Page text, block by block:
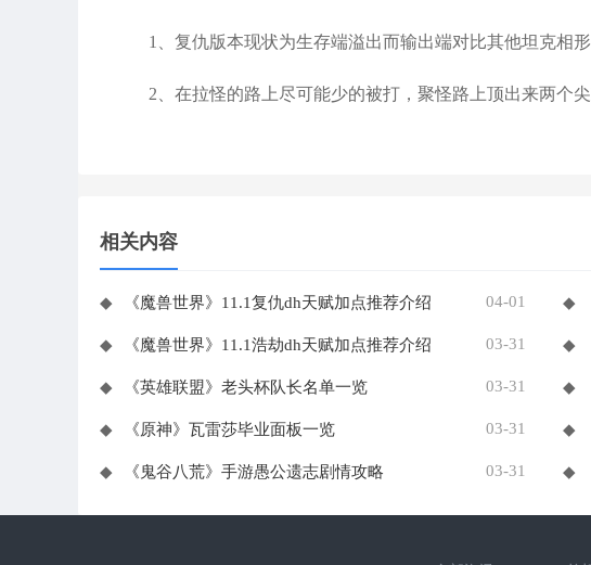
1、复仇版本现状为生存端溢出而输出端对比其他坦克相形
2、在拉怪的路上尽可能少的被打，聚怪路上顶出来两个
相关内容
◆ 《魔兽世界》11.1复仇dh天赋加点推荐介绍 04-01 ◆
◆ 《魔兽世界》11.1浩劫dh天赋加点推荐介绍 03-31 ◆
◆ 《英雄联盟》老头杯队长名单一览 03-31 ◆
◆ 《原神》瓦雷莎毕业面板一览 03-31 ◆
◆ 《鬼谷八荒》手游愚公遗志剧情攻略 03-31 ◆